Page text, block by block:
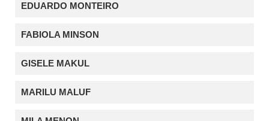
EDUARDO MONTEIRO
FABIOLA MINSON
GISELE MAKUL
MARILU MALUF